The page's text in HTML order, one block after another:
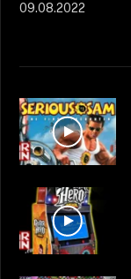
09.08.2022